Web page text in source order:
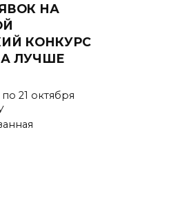
НА
КОНКУРС
ЛУЧШЕ
21 октября